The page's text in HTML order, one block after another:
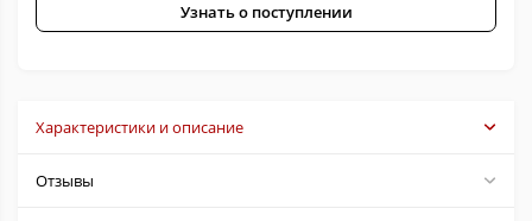
Узнать о поступлении
Характеристики и описание
Отзывы